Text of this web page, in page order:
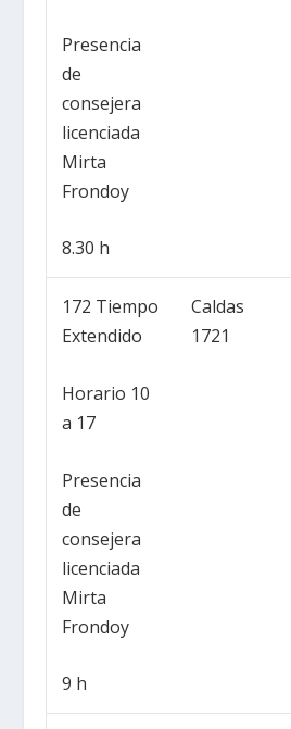
Presencia
de
consejera
licenciada
Mirta
Frondoy
8.30 h
172 Tiempo
Extendido
Horario 10
a 17
Presencia
de
consejera
licenciada
Mirta
Frondoy
9 h
Caldas
1721